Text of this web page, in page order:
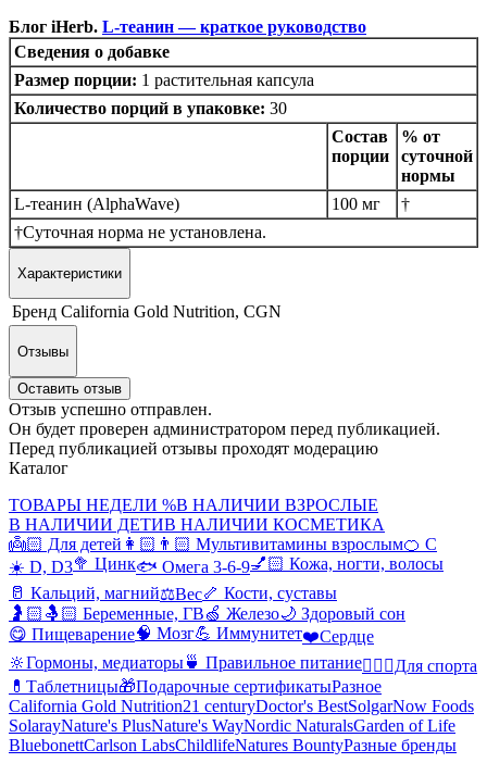
Блог iHerb. L-теанин — краткое руководство
Сведения о добавке
Размер порции: 1 растительная капсула
Количество порций в упаковке: 30
Состав
порции
% от
суточной
нормы
L-теанин (AlphaWave)
100 мг
†
†Суточная норма не установлена.
Характеристики
Бренд California Gold Nutrition, CGN
Отзывы
Оставить отзыв
Отзыв успешно отправлен.
Он будет проверен администратором перед публикацией.
Перед публикацией отзывы проходят модерацию
Каталог
ТОВАРЫ НЕДЕЛИ %В НАЛИЧИИ ВЗРОСЛЫЕ
В НАЛИЧИИ ДЕТИВ НАЛИЧИИ КОСМЕТИКА
👼🏻 Для детей 👩🏻👨🏻 Мультивитамины взрослым🍊 С
☀️ D, D3🥦 Цинк🐟 Омега 3-6-9💅🏻 Кожа, ногти, волосы
🥛 Кальций, магний⚖️Вес🦴 Кости, суставы
🤰🏻🤱🏻 Беременные, ГВ🍏 Железо🌙 Здоровый сон
😋 Пищеварение🧠 Мозг💪 Иммунитет❤️Сердце
🔆Гормоны, медиаторы🍵 Правильное питание🤸🏻‍♀️Для спорта
💊Таблетницы🎁Подарочные сертификатыРазное
California Gold Nutrition21 centuryDoctor's BestSolgarNow Foods
SolarayNature's PlusNature's WayNordic NaturalsGarden of Life
BluebonettCarlson LabsChildlifeNatures BountyРазные бренды